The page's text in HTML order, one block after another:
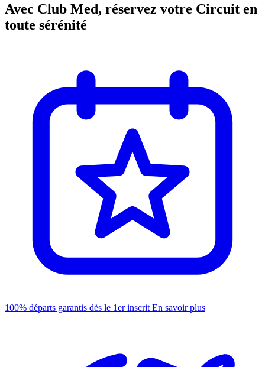
Avec Club Med, réservez votre Circuit en
toute sérénité
100% départs garantis dès le 1er inscrit En savoir plus